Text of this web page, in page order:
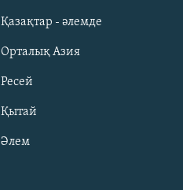
Қазақтар - әлемде
Орталық Азия
Ресей
Қытай
Әлем